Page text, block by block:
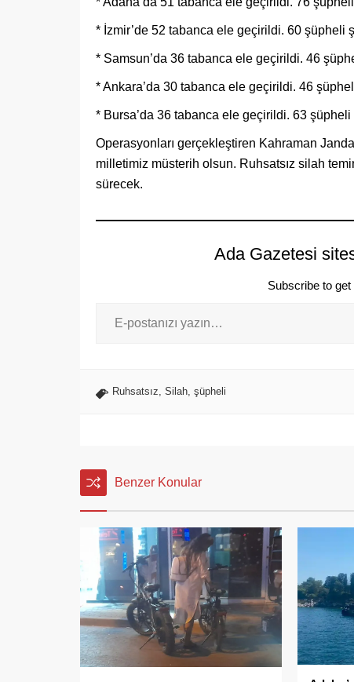
* İzmir’de 52 tabanca ele geçirildi. 60 şüpheli
* Samsun’da 36 tabanca ele geçirildi. 46
* Ankara’da 30 tabanca ele geçirildi. 46 şüpheli
* Bursa’da 36 tabanca ele geçirildi. 63 şüpheli
Operasyonları gerçekleştiren Kahraman
milletimiz müsterih olsun. Ruhsatsız silah
sürecek.
Ada Gazetesi
Subscribe to
Ruhsatsız Silah şüpheli
Benzer Konular